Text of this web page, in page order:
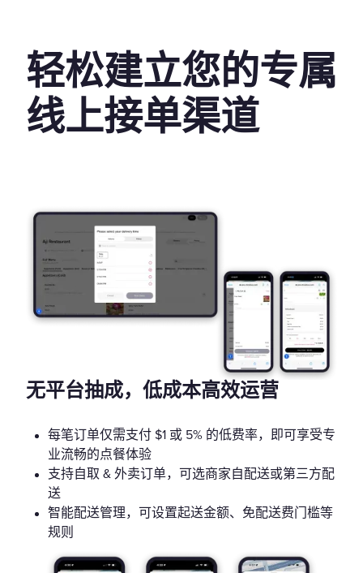
轻松建立您的专属
线上接单渠道
无平台抽成，低成本高效运营
每笔订单仅需支付 $1 或 5% 的低费率，即可享受专
业流畅的点餐体验
支持自取 & 外卖订单，可选商家自配送或第三方配
送
智能配送管理，可设置起送金额、免配送费门槛等
规则